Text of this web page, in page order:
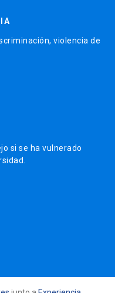
violencia de
si se ha vulnerado